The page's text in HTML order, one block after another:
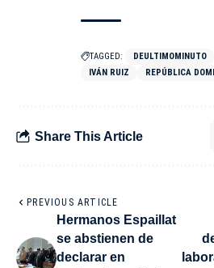
TAGGED: DEULTIMOMINUTO
IVÁN RUIZ
REPÚBLICA
Share This Article
PREVIOUS ARTICLE
Hermanos Espaillat
se abstienen de
declarar en